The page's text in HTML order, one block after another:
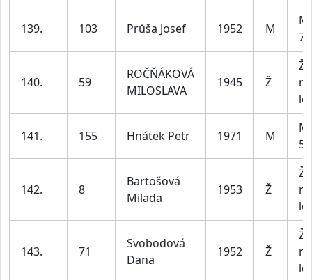
139. 103 Průša Josef 1952 M
140. 59
ROČŇÁKOVÁ
MILOSLAVA
1945 Ž
let
141. 155 Hnátek Petr 1971 M
142. 8
Bartošová
Milada
1953 Ž
let
143. 71
Svobodová
Dana
1952 Ž
let